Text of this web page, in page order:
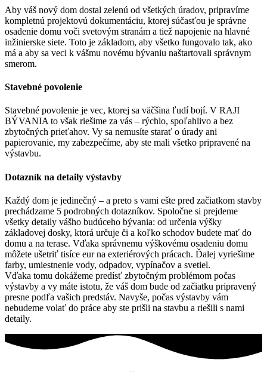
Aby váš nový dom dostal zelenú od všetkých úradov, pripravíme
kompletnú projektovú dokumentáciu, ktorej súčasťou je správne
osadenie domu voči svetovým stranám a tiež napojenie na hlavné
inžinierske siete. Toto je základom, aby všetko fungovalo tak, ako
má a aby sa veci k vášmu novému bývaniu naštartovali správnym
smerom.
Stavebné povolenie
Stavebné povolenie je vec, ktorej sa väčšina ľudí bojí. V RAJI
BÝVANIA to však riešime za vás – rýchlo, spoľahlivo a bez
zbytočných prieťahov. Vy sa nemusíte starať o úrady ani
papierovanie, my zabezpečíme, aby ste mali všetko pripravené na
výstavbu.
Dotazník na detaily výstavby
Každý dom je jedinečný – a preto s vami ešte pred začiatkom stavby
prechádzame 5 podrobných dotazníkov. Spoločne si prejdeme
všetky detaily vášho budúceho bývania: od určenia výšky
základovej dosky, ktorá určuje či a koľko schodov budete mať do
domu a na terase. Vďaka správnemu výškovému osadeniu domu
môžete ušetriť tisíce eur na exteriérových prácach. Ďalej vyriešime
farby, umiestnenie vody, odpadov, vypínačov a svetiel.
Vďaka tomu dokážeme predísť zbytočným problémom počas
výstavby a vy máte istotu, že váš dom bude od začiatku pripravený
presne podľa vašich predstáv. Navyše, počas výstavby vám
nebudeme volať do práce aby ste prišli na stavbu a riešili s nami
detaily.